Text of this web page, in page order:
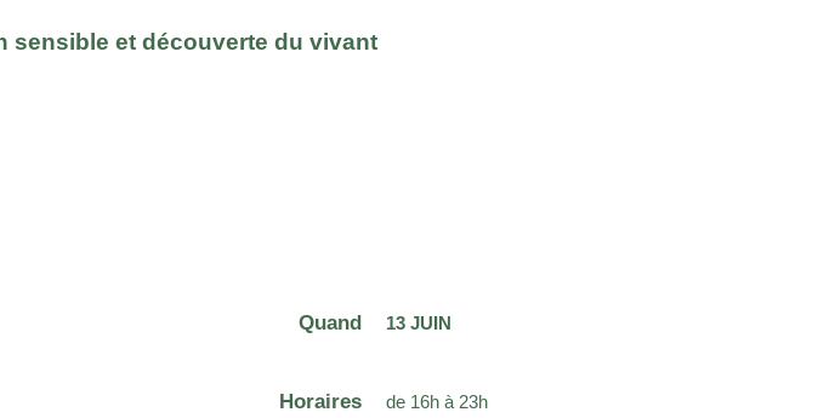
sensible et découverte du vivant
Quand 13 JUIN
Horaires de 16h à 23h